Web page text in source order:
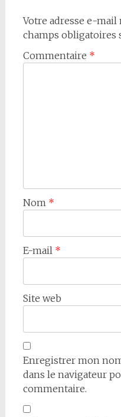
Votre adresse e-mail
champs obligatoires
Commentaire *
Nom *
E-mail *
Site web
Enregistrer mon
dans le navigateur
commentaire.